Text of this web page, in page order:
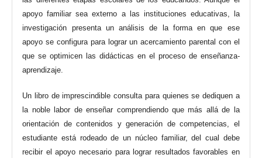
apoyo familiar sea externo a las instituciones educativas, la
investigación presenta un análisis de la forma en que ese
apoyo se configura para lograr un acercamiento parental con el
que se optimicen las didácticas en el proceso de enseñanza-
aprendizaje.
Un libro de imprescindible consulta para quienes se dediquen a
la noble labor de enseñar comprendiendo que más allá de la
orientación de contenidos y generación de competencias, el
estudiante está rodeado de un núcleo familiar, del cual debe
recibir el apoyo necesario para lograr resultados favorables en